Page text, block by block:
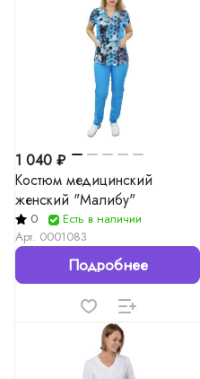
1 040 ₽
Костюм медицинский
женский "Малибу"
0
Есть в наличии
Арт. 0001083
Подробнее